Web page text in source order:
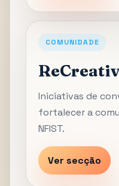
COMUNIDADE
Iniciativas de
fortalecer a
NFIST.
Ver secção